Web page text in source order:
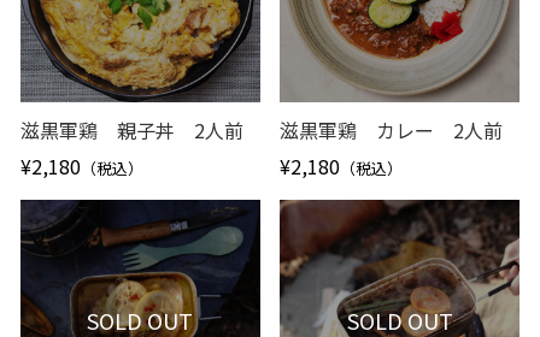
滋黒軍鶏 親子丼 2人前
¥2,180 （税込）
滋黒軍鶏 カレー 2人前
¥2,180 （税込）
SOLD OUT SOLD OUT